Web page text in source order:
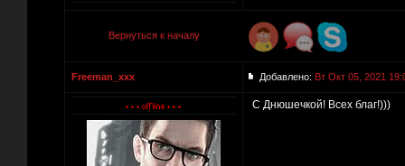
Вернуться к началу
Freeman_xxx Добавлено: Вт Окт 05, 2021
С Днюшечкой! Всех благ!)))